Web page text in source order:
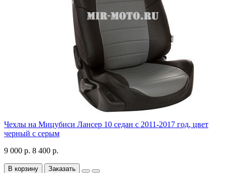
Чехлы на Мицубиси Лансер 10 седан с 2011-2017 год, цвет
черный с серым
9 000 р. 8 400 р.
В корзину Заказать